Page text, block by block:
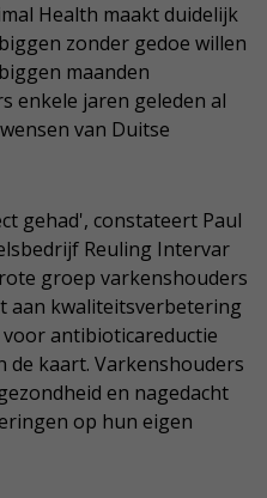
Health maakt duidelijk
zonder gedoe willen
maanden
enkele jaren geleden al
van Duitse
gehad', constateert Paul
Reuling Intervar
groep varkenshouders
aan kwaliteitsverbetering
antibioticareductie
de kaart. Varkenshouders
en nagedacht
op hun eigen